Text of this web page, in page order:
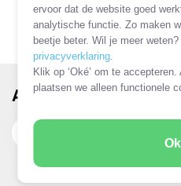
ervoor dat de website goed
analytische functie. Zo maken
beetje beter. Wil je meer
privacyverklaring.
Klik op ‘Oké’ om te
plaatsen we alleen functionele
Abonneer je op onze